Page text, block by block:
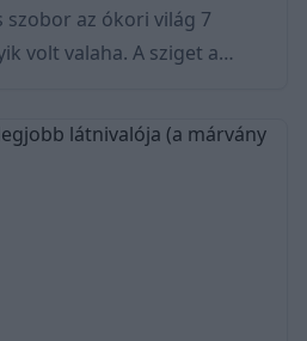
az ókori világ 7
volt valaha. A sziget a
mükénéieket,
bizánciakat, oszmánokat,